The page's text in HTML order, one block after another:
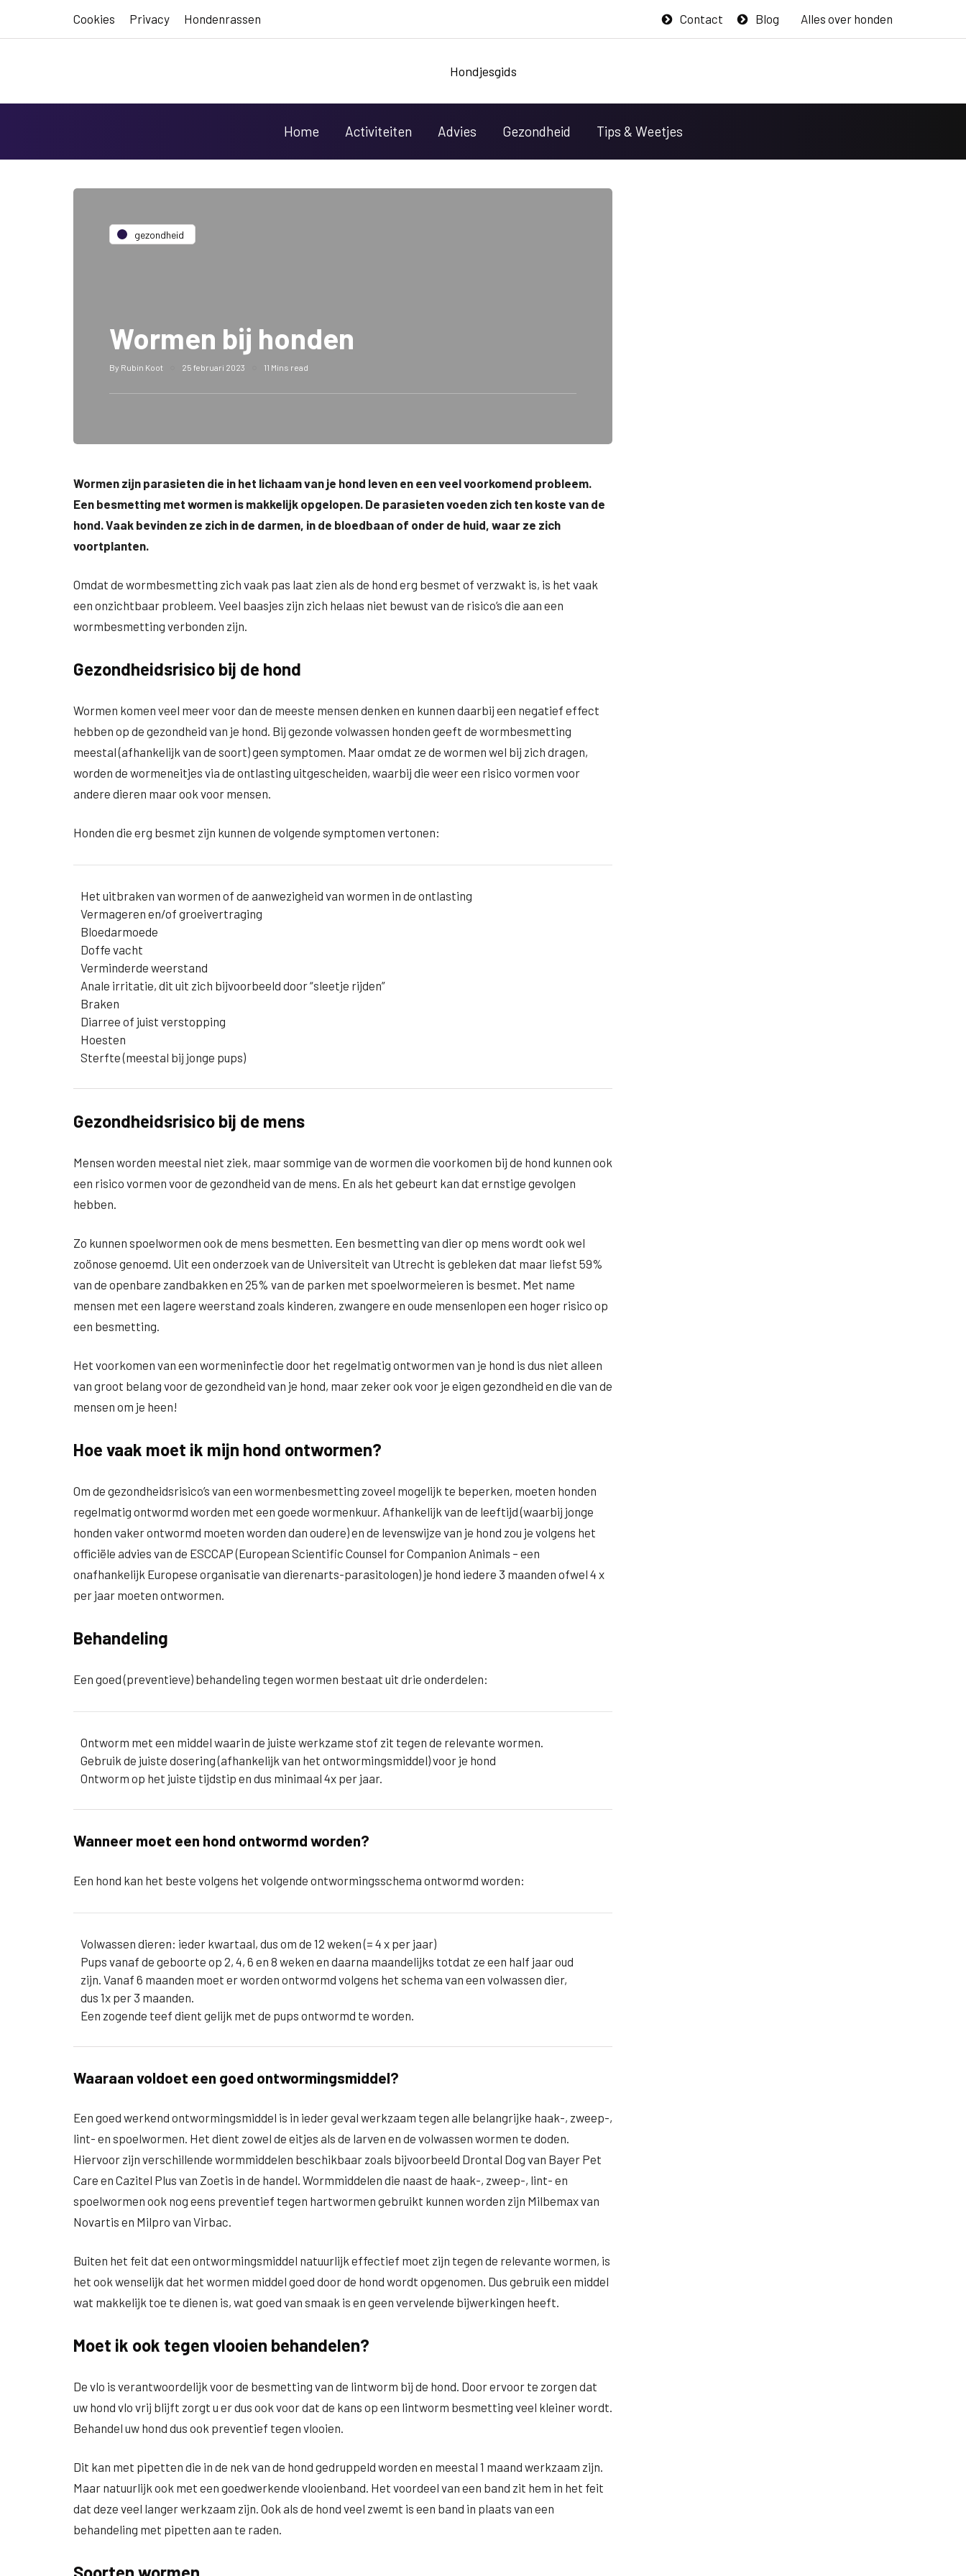
Cookies Privacy Hondenrassen Blog
Contact Alles over honden
Hondjesgids
Home Activiteiten Advies Gezondheid Tips & Weetjes
gezondheid
Wormen bij honden
By Rubin Koot 25 februari 2023 11 Mins read
Wormen zijn parasieten die in het lichaam van je hond leven en een veel voorkomend probleem.
Een besmetting met wormen is makkelijk opgelopen. De parasieten voeden zich ten koste van de
hond. Vaak bevinden ze zich in de darmen, in de bloedbaan of onder de huid, waar ze zich
voortplanten.
Omdat de wormbesmetting zich vaak pas laat zien als de hond erg besmet of verzwakt is, is het vaak
een onzichtbaar probleem. Veel baasjes zijn zich helaas niet bewust van de risico’s die aan een
wormbesmetting verbonden zijn.
Gezondheidsrisico bij de hond
Wormen komen veel meer voor dan de meeste mensen denken en kunnen daarbij een negatief effect
hebben op de gezondheid van je hond. Bij gezonde volwassen honden geeft de wormbesmetting
meestal (afhankelijk van de soort) geen symptomen. Maar omdat ze de wormen wel bij zich dragen,
worden de wormeneitjes via de ontlasting uitgescheiden, waarbij die weer een risico vormen voor
andere dieren maar ook voor mensen.
Honden die erg besmet zijn kunnen de volgende symptomen vertonen:
Het uitbraken van wormen of de aanwezigheid van wormen in de ontlasting
Vermageren en/of groeivertraging
Bloedarmoede
Doffe vacht
Verminderde weerstand
Anale irritatie, dit uit zich bijvoorbeeld door “sleetje rijden”
Braken
Diarree of juist verstopping
Hoesten
Sterfte (meestal bij jonge pups)
Gezondheidsrisico bij de mens
Mensen worden meestal niet ziek, maar sommige van de wormen die voorkomen bij de hond kunnen ook
een risico vormen voor de gezondheid van de mens. En als het gebeurt kan dat ernstige gevolgen
hebben.
Zo kunnen spoelwormen ook de mens besmetten. Een besmetting van dier op mens wordt ook wel
zoönose genoemd. Uit een onderzoek van de Universiteit van Utrecht is gebleken dat maar liefst 59%
van de openbare zandbakken en 25% van de parken met spoelwormeieren is besmet. Met name
mensen met een lagere weerstand zoals kinderen, zwangere en oude mensenlopen een hoger risico op
een besmetting.
Het voorkomen van een wormeninfectie door het regelmatig ontwormen van je hond is dus niet alleen
van groot belang voor de gezondheid van je hond, maar zeker ook voor je eigen gezondheid en die van de
mensen om je heen!
Hoe vaak moet ik mijn hond ontwormen?
Om de gezondheidsrisico’s van een wormenbesmetting zoveel mogelijk te beperken, moeten honden
regelmatig ontwormd worden met een goede wormenkuur. Afhankelijk van de leeftijd (waarbij jonge
honden vaker ontwormd moeten worden dan oudere) en de levenswijze van je hond zou je volgens het
officiële advies van de ESCCAP (European Scientific Counsel for Companion Animals – een
onafhankelijk Europese organisatie van dierenarts-parasitologen) je hond iedere 3 maanden ofwel 4 x
per jaar moeten ontwormen.
Behandeling
Een goed (preventieve) behandeling tegen wormen bestaat uit drie onderdelen:
Ontworm met een middel waarin de juiste werkzame stof zit tegen de relevante wormen.
Gebruik de juiste dosering (afhankelijk van het ontwormingsmiddel) voor je hond
Ontworm op het juiste tijdstip en dus minimaal 4x per jaar.
Wanneer moet een hond ontwormd worden?
Een hond kan het beste volgens het volgende ontwormingsschema ontwormd worden:
Volwassen dieren: ieder kwartaal, dus om de 12 weken (= 4 x per jaar)
Pups vanaf de geboorte op 2, 4, 6 en 8 weken en daarna maandelijks totdat ze een half jaar oud
zijn. Vanaf 6 maanden moet er worden ontwormd volgens het schema van een volwassen dier,
dus 1x per 3 maanden.
Een zogende teef dient gelijk met de pups ontwormd te worden.
Waaraan voldoet een goed ontwormingsmiddel?
Een goed werkend ontwormingsmiddel is in ieder geval werkzaam tegen alle belangrijke haak-, zweep-,
lint- en spoelwormen. Het dient zowel de eitjes als de larven en de volwassen wormen te doden.
Hiervoor zijn verschillende wormmiddelen beschikbaar zoals bijvoorbeeld Drontal Dog van Bayer Pet
Care en Cazitel Plus van Zoetis in de handel. Wormmiddelen die naast de haak-, zweep-, lint- en
spoelwormen ook nog eens preventief tegen hartwormen gebruikt kunnen worden zijn Milbemax van
Novartis en Milpro van Virbac.
Buiten het feit dat een ontwormingsmiddel natuurlijk effectief moet zijn tegen de relevante wormen, is
het ook wenselijk dat het wormen middel goed door de hond wordt opgenomen. Dus gebruik een middel
wat makkelijk toe te dienen is, wat goed van smaak is en geen vervelende bijwerkingen heeft.
Moet ik ook tegen vlooien behandelen?
De vlo is verantwoordelijk voor de besmetting van de lintworm bij de hond. Door ervoor te zorgen dat
uw hond vlo vrij blijft zorgt u er dus ook voor dat de kans op een lintworm besmetting veel kleiner wordt.
Behandel uw hond dus ook preventief tegen vlooien.
Dit kan met pipetten die in de nek van de hond gedruppeld worden en meestal 1 maand werkzaam zijn.
Maar natuurlijk ook met een goedwerkende vlooienband. Het voordeel van een band zit hem in het feit
dat deze veel langer werkzaam zijn. Ook als de hond veel zwemt is een band in plaats van een
behandeling met pipetten aan te raden.